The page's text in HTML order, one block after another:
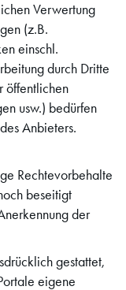
Verwertung
(z.B.
einschl.
durch Dritte
öffentlichen
usw.) bedürfen
Anbieters.
Rechtevorbehalte
beseitigt
der
gestattet,
eigene